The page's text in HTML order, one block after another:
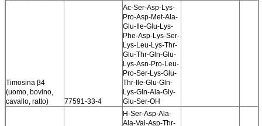
Timosina β4
(uomo, bovino,
cavallo, ratto)
77591-33-4
Ac-Ser-Asp-Lys-
Pro-Asp-Met-Ala-
Glu-Ile-Glu-Lys-
Phe-Asp-Lys-Ser-
Lys-Leu-Lys-Thr-
Glu-Thr-Gln-Glu-
Lys-Asn-Pro-Leu-
Pro-Ser-Lys-Glu-
Thr-Ile-Glu-Gln-
Lys-Gln-Ala-Gly-
Glu-Ser-OH
H-Ser-Asp-Ala-
Ala-Val-Asp-Thr-